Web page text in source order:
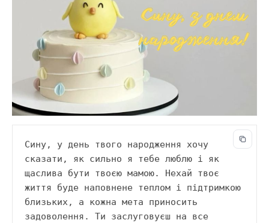
Сину, у день твого народження хочу
сказати, як сильно я тебе люблю і як
щаслива бути твоєю мамою. Нехай твоє
життя буде наповнене теплом і підтримкою
близьких, а кожна мета приносить
задоволення. Ти заслуговуєш на все